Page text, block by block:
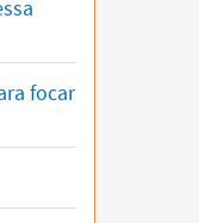
focar